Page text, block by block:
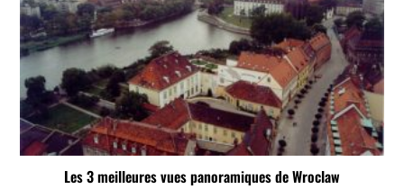
Les 3 meilleures vues panoramiques de Wroclaw